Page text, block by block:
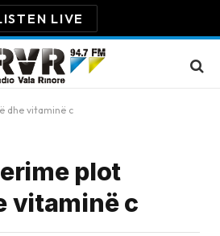
LIVE
dhe vitaminë c
plot
vitaminë c